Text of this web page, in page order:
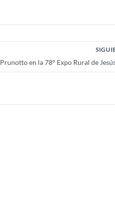
Prunotto en la 78° Expo Rural de